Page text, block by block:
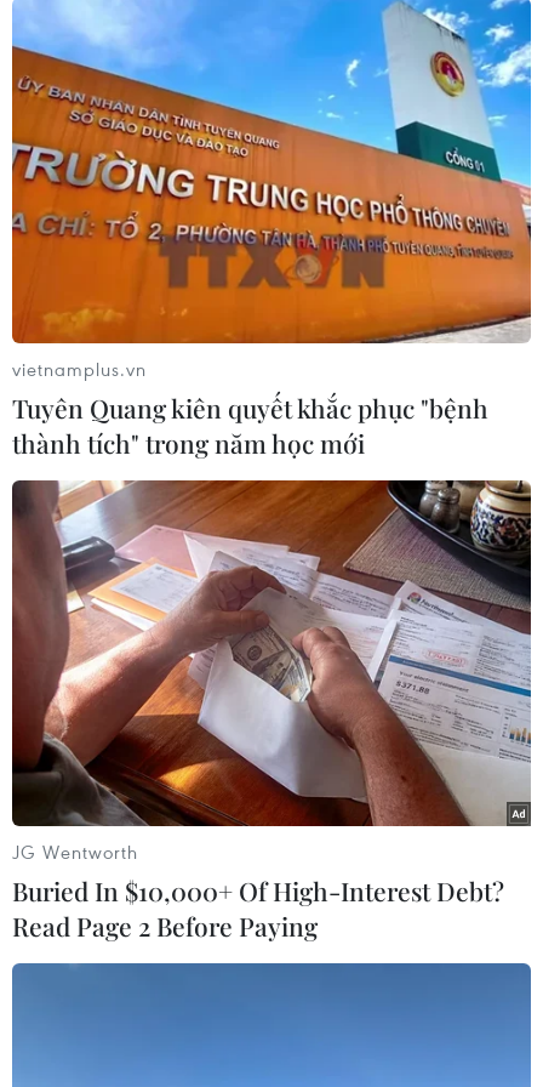
Theo thống kê chính thức, từ năm 1962 tới năm
2016, diện tích phủ băng của Peru đã giảm một
nửa, từ 2.192km2 xuống còn 1.108km2./.
(TTXVN/Vietnam+)
#Biến đổi khí hậu #Huascarán
#Lõi băng
#Amazon
#Dãy núi Andes Peru
Theo dõi VietnamPlus
TIN LIÊN QUAN
vietnamplus.vn
Tuyên Quang kiên quyết khắc phục "bệnh
thành tích" trong năm học mới
JG Wentworth
Buried In $10,000+ Of High-Interest Debt?
Read Page 2 Before Paying